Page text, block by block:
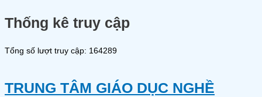
Thống kê truy cập
Tổng số lượt truy cập: 164289
TRUNG TÂM GIÁO DỤC NGHỀ